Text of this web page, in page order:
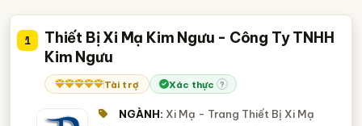
1
Thiết Bị Xi Mạ Kim Ngưu - Công Ty TNHH
Kim Ngưu
Tài trợ Xác thực ?
NGÀNH: Xi Mạ - Trang Thiết Bị Xi Mạ